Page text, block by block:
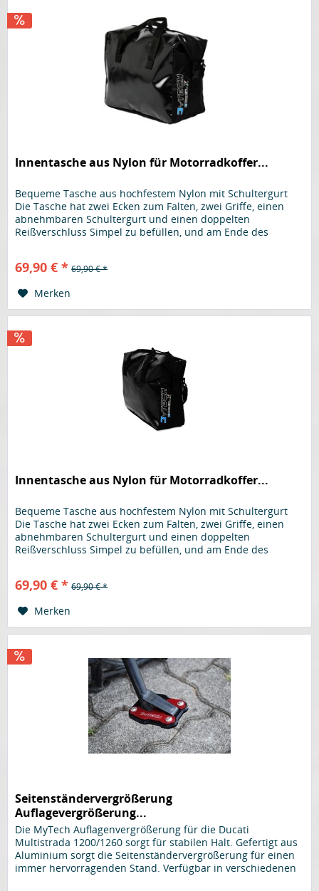
Innentasche aus Nylon für Motorradkoffer...
Bequeme Tasche aus hochfestem Nylon mit Schultergurt
Die Tasche hat zwei Ecken zum Falten, zwei Griffe, einen
abnehmbaren Schultergurt und einen doppelten
Reißverschluss Simpel zu befüllen, und am Ende des
69,90 € * 69,90 € *
Merken
Innentasche aus Nylon für Motorradkoffer...
Bequeme Tasche aus hochfestem Nylon mit Schultergurt
Die Tasche hat zwei Ecken zum Falten, zwei Griffe, einen
abnehmbaren Schultergurt und einen doppelten
Reißverschluss Simpel zu befüllen, und am Ende des
69,90 € * 69,90 € *
Merken
Seitenständervergrößerung
Auflagevergrößerung...
Die MyTech Auflagenvergrößerung für die Ducati
Multistrada 1200/1260 sorgt für stabilen Halt. Gefertigt aus
Aluminium sorgt die Seitenständervergrößerung für einen
immer hervorragenden Stand. Verfügbar in verschiedenen